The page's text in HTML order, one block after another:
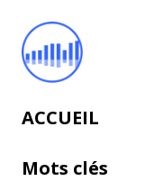
ACCUEIL
Mots clés